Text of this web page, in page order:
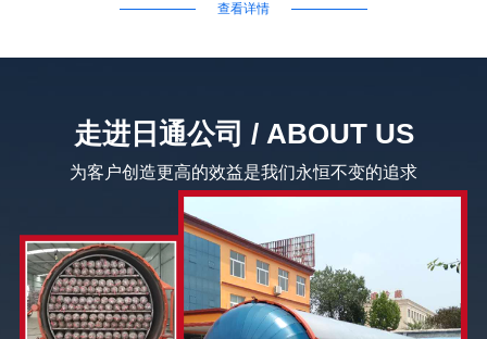
查看详情
走进日通公司 / ABOUT US
为客户创造更高的效益是我们永恒不变的追求